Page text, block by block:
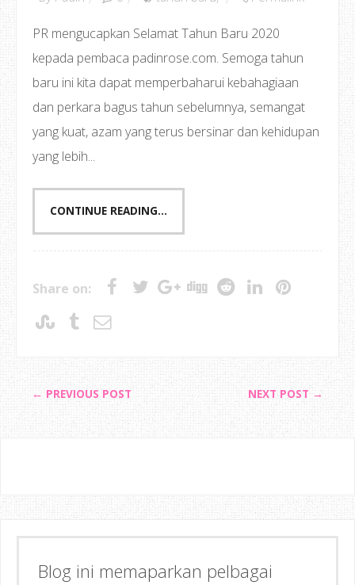
PR mengucapkan Selamat Tahun Baru 2020
kepada pembaca padinrose.com. Semoga tahun
baru ini kita dapat memperbaharui kebahagiaan
dan perkara bagus tahun sebelumnya, semangat
yang kuat, azam yang terus bersinar dan kehidupan
yang lebih...
CONTINUE READING...
Share on:
← PREVIOUS POST NEXT POST →
Blog ini memaparkan pelbagai